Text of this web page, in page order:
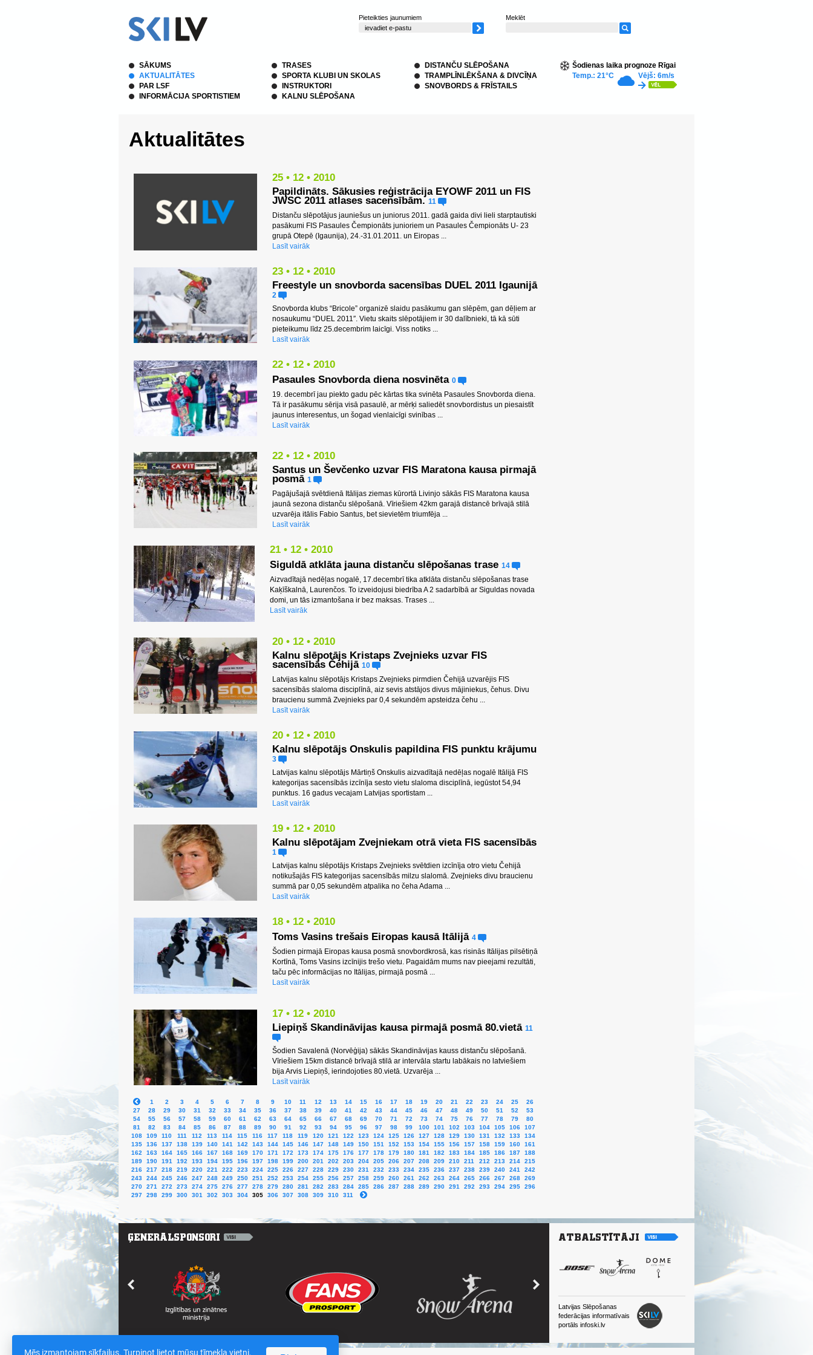
Pieteikties jaunumiem Meklēt
SĀKUMS
AKTUALITĀTES
PAR LSF
INFORMĀCIJA SPORTISTIEM
TRASES
SPORTA KLUBI UN SKOLAS
INSTRUKTORI
KALNU SLĒPOŠANA
DISTANČU SLĒPOŠANA
TRAMPLĪNLĒKŠANA & DIVCĪŅA
SNOVBORDS & FRĪSTAILS
Šodienas laika prognoze Rīgai
Temp.: 21°C
Vējš: 6m/s
Aktualitātes
25 • 12 • 2010
Papildināts. Sākusies reģistrācija EYOWF 2011 un FIS
JWSC 2011 atlases sacensībām. 11
Distanču slēpotājus jauniešus un juniorus 2011. gadā gaida divi lieli starptautiski
pasākumi FIS Pasaules Čempionāts junioriem un Pasaules Čempionāts U- 23
grupā Otepē (Igaunija), 24.-31.01.2011. un Eiropas ...
Lasīt vairāk
23 • 12 • 2010
Freestyle un snovborda sacensības DUEL 2011 Igaunijā
2
Snovborda klubs “Bricole” organizē slaidu pasākumu gan slēpēm, gan dēļiem ar
nosaukumu “DUEL 2011″. Vietu skaits slēpotājiem ir 30 dalībnieki, tā kā sūti
pieteikumu līdz 25.decembrim laicīgi. Viss notiks ...
Lasīt vairāk
22 • 12 • 2010
Pasaules Snovborda diena nosvinēta 0
19. decembrī jau piekto gadu pēc kārtas tika svinēta Pasaules Snovborda diena.
Tā ir pasākumu sērija visā pasaulē, ar mērķi saliedēt snovbordistus un piesaistīt
jaunus interesentus, un šogad vienlaicīgi svinības ...
Lasīt vairāk
22 • 12 • 2010
Santus un Ševčenko uzvar FIS Maratona kausa pirmajā
posmā 1
Pagājušajā svētdienā Itālijas ziemas kūrortā Livinjo sākās FIS Maratona kausa
jaunā sezona distanču slēpošanā. Vīriešiem 42km garajā distancē brīvajā stilā
uzvarēja itālis Fabio Santus, bet sievietēm triumfēja ...
Lasīt vairāk
21 • 12 • 2010
Siguldā atklāta jauna distanču slēpošanas trase 14
Aizvadītajā nedēļas nogalē, 17.decembrī tika atklāta distanču slēpošanas trase
Kaķīškalnā, Laurenčos. To izveidojusi biedrība A 2 sadarbībā ar Siguldas novada
domi, un tās izmantošana ir bez maksas. Trases ...
Lasīt vairāk
20 • 12 • 2010
Kalnu slēpotājs Kristaps Zvejnieks uzvar FIS
sacensībās Čehijā 10
Latvijas kalnu slēpotājs Kristaps Zvejnieks pirmdien Čehijā uzvarējis FIS
sacensībās slaloma disciplīnā, aiz sevis atstājos divus mājiniekus, čehus. Divu
braucienu summā Zvejnieks par 0,4 sekundēm apsteidza čehu ...
Lasīt vairāk
20 • 12 • 2010
Kalnu slēpotājs Onskulis papildina FIS punktu krājumu
3
Latvijas kalnu slēpotājs Mārtiņš Onskulis aizvadītajā nedēļas nogalē Itālijā FIS
kategorijas sacensībās izcīnīja sesto vietu slaloma disciplīnā, iegūstot 54,94
punktus. 16 gadus vecajam Latvijas sportistam ...
Lasīt vairāk
19 • 12 • 2010
Kalnu slēpotājam Zvejniekam otrā vieta FIS sacensībās
1
Latvijas kalnu slēpotājs Kristaps Zvejnieks svētdien izcīnīja otro vietu Čehijā
notikušajās FIS kategorijas sacensībās milzu slalomā. Zvejnieks divu braucienu
summā par 0,05 sekundēm atpalika no čeha Adama ...
Lasīt vairāk
18 • 12 • 2010
Toms Vasins trešais Eiropas kausā Itālijā 4
Šodien pirmajā Eiropas kausa posmā snovbordkrosā, kas risinās Itālijas pilsētiņā
Kortīnā, Toms Vasins izcīnijis trešo vietu. Pagaidām mums nav pieejami rezultāti,
taču pēc informācijas no Itālijas, pirmajā posmā ...
Lasīt vairāk
17 • 12 • 2010
Liepiņš Skandināvijas kausa pirmajā posmā 80.vietā 11
Šodien Savalenā (Norvēģija) sākās Skandināvijas kauss distanču slēpošanā.
Vīriešiem 15km distancē brīvajā stilā ar intervāla startu labākais no latviešiem
bija Arvis Liepiņš, ierindojoties 80.vietā. Uzvarēja ...
Lasīt vairāk
1 2 3 4 5 6 7 8 9 10 11 12 13 14 15 16 17 18 19 20 21 22 23 24 25
26
27
28 29 30 31 32 33 34 35 36 37 38 39 40 41 42 43 44 45 46 47 48 49 50 51 52
53
54
55 56 57 58 59 60 61 62 63 64 65 66 67 68 69 70 71 72 73 74 75 76 77 78 79
80
81
82 83 84 85 86 87 88 89 90 91 92 93 94 95 96 97 98 99 100 101 102 103 104 105 106
107
108
109 110 111 112 113 114 115 116 117 118 119 120 121 122 123 124 125 126 127 128 129 130 131 132 133
134
135
136 137 138 139 140 141 142 143 144 145 146 147 148 149 150 151 152 153 154 155 156 157 158 159 160
161
162
163 164 165 166 167 168 169 170 171 172 173 174 175 176 177 178 179 180 181 182 183 184 185 186 187
188
189
190 191 192 193 194 195 196 197 198 199 200 201 202 203 204 205 206 207 208 209 210 211 212 213 214
215
216
217 218 219 220 221 222 223 224 225 226 227 228 229 230 231 232 233 234 235 236 237 238 239 240 241
242
243
244 245 246 247 248 249 250 251 252 253 254 255 256 257 258 259 260 261 262 263 264 265 266 267 268
269
270
271 272 273 274 275 276 277 278 279 280 281 282 283 284 285 286 287 288 289 290 291 292 293 294 295
296
297
298 299 300 301 302 303 304 305 306 307 308 309 310 311
Latvijas Slēpošanas
federācijas informatīvais
portāls infoski.lv
Mēs izmantojam sīkfailus. Turpinot lietot mūsu tīmekļa vietni,